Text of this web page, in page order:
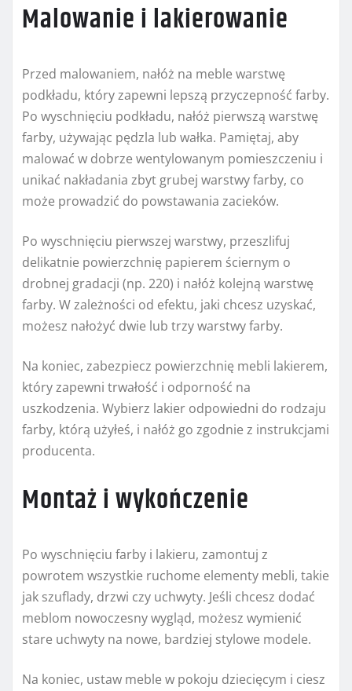
Malowanie i lakierowanie
Przed malowaniem, nałóż na meble warstwę
podkładu, który zapewni lepszą przyczepność farby.
Po wyschnięciu podkładu, nałóż pierwszą warstwę
farby, używając pędzla lub wałka. Pamiętaj, aby
malować w dobrze wentylowanym pomieszczeniu i
unikać nakładania zbyt grubej warstwy farby, co
może prowadzić do powstawania zacieków.
Po wyschnięciu pierwszej warstwy, przeszlifuj
delikatnie powierzchnię papierem ściernym o
drobnej gradacji (np. 220) i nałóż kolejną warstwę
farby. W zależności od efektu, jaki chcesz uzyskać,
możesz nałożyć dwie lub trzy warstwy farby.
Na koniec, zabezpiecz powierzchnię mebli lakierem,
który zapewni trwałość i odporność na
uszkodzenia. Wybierz lakier odpowiedni do rodzaju
farby, którą użyłeś, i nałóż go zgodnie z instrukcjami
producenta.
Montaż i wykończenie
Po wyschnięciu farby i lakieru, zamontuj z
powrotem wszystkie ruchome elementy mebli, takie
jak szuflady, drzwi czy uchwyty. Jeśli chcesz dodać
meblom nowoczesny wygląd, możesz wymienić
stare uchwyty na nowe, bardziej stylowe modele.
Na koniec, ustaw meble w pokoju dziecięcym i ciesz